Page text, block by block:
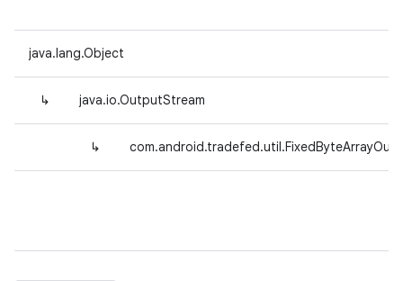
java.lang.Object
↳ java.io.OutputStream
↳